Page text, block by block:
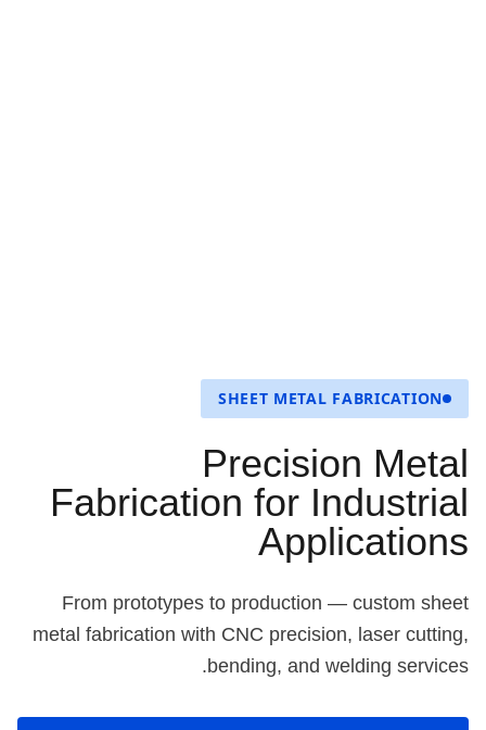
SHEET METAL FABRICATION
Precision Metal
Fabrication for Industrial
Applications
From prototypes to production — custom sheet
metal fabrication with CNC precision, laser cutting,
bending, and welding services.